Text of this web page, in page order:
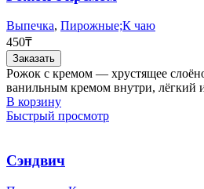
Выпечка, Пирожные;К чаю
450₸
Заказать
Рожок с кремом — хрустящее
ванильным кремом внутри, лёгкий
В корзину
Быстрый просмотр
Сэндвич